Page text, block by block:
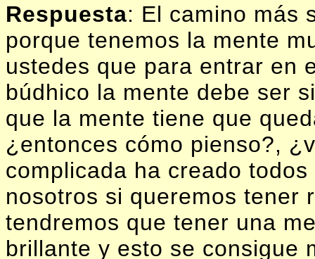
Respuesta: El camino más
porque tenemos la mente
ustedes que para entrar en
búdhico la mente debe ser
que la mente tiene que
¿entonces cómo pienso?,
complicada ha creado
nosotros si queremos tener
tendremos que tener una
brillante y esto se consigue